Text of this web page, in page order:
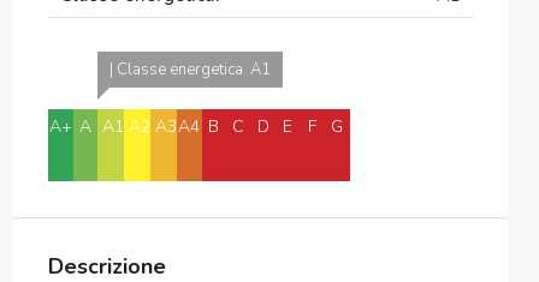
A+ A
| Classe energetica A1
A1 A2 A3A4 B C D E F G
Descrizione